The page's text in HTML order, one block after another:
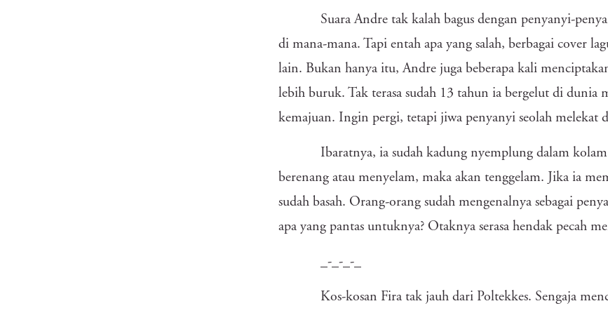
Suara Andre tak kalah bagus dengan penyanyi-
di mana-mana. Tapi entah apa yang salah, berbagai cover
lain. Bukan hanya itu, Andre juga beberapa kali
lebih buruk. Tak terasa sudah 13 tahun ia bergelut di dunia
kemajuan. Ingin pergi, tetapi jiwa penyanyi seolah melekat
Ibaratnya, ia sudah kadung nyemplung dalam
berenang atau menyelam, maka akan tenggelam. Jika ia
sudah basah. Orang-orang sudah mengenalnya sebagai
apa yang pantas untuknya? Otaknya serasa hendak pecah
_-_-_-_
Kos-kosan Fira tak jauh dari Poltekkes. Sengaja